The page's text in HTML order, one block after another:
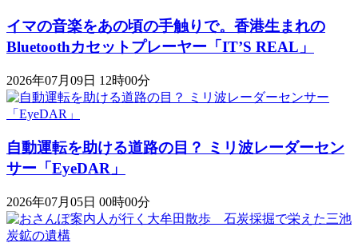
イマの音楽をあの頃の手触りで。香港生まれの
Bluetoothカセットプレーヤー「IT’S REAL」
2026年07月09日 12時00分
自動運転を助ける道路の目？ ミリ波レーダーセン
サー「EyeDAR」
2026年07月05日 00時00分